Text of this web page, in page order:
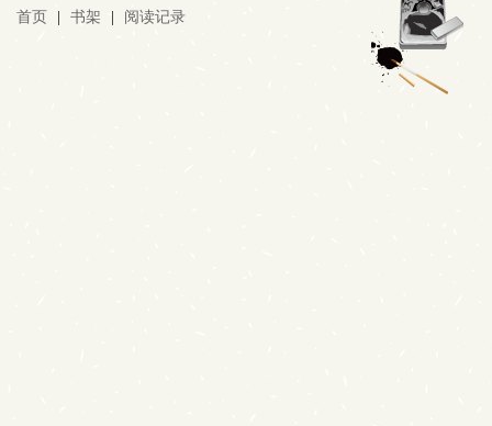
首页 书架 阅读记录